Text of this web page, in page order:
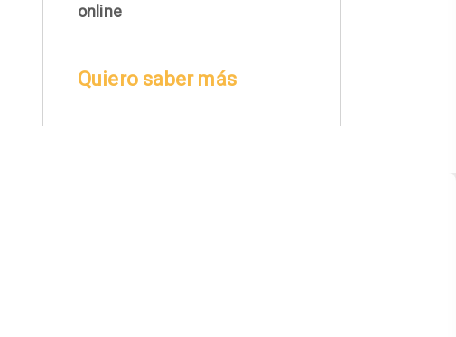
online
Quiero saber más